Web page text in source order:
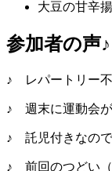
大豆の甘辛
参加者の声
♪ レパートリー不
♪ 週末に運動会が
♪ 託児付きなので
♪ 前回のつどい（